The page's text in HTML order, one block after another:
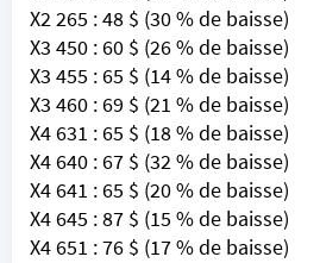
X2 265 : 48 $ (30 % de baisse)
X3 450 : 60 $ (26 % de baisse)
X3 455 : 65 $ (14 % de baisse)
X3 460 : 69 $ (21 % de baisse)
X4 631 : 65 $ (18 % de baisse)
X4 640 : 67 $ (32 % de baisse)
X4 641 : 65 $ (20 % de baisse)
X4 645 : 87 $ (15 % de baisse)
X4 651 : 76 $ (17 % de baisse)